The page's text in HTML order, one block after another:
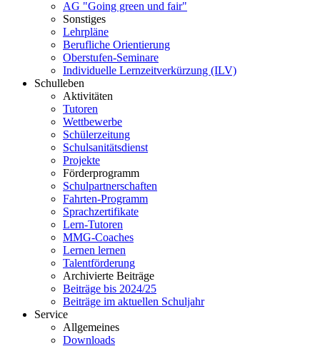
AG "Going green und fair"
Sonstiges
Lehrpläne
Berufliche Orientierung
Oberstufen-Seminare
Individuelle Lernzeitverkürzung (ILV)
Schulleben
Aktivitäten
Tutoren
Wettbewerbe
Schülerzeitung
Schulsanitätsdienst
Projekte
Förderprogramm
Schulpartnerschaften
Fahrten-Programm
Sprachzertifikate
Lern-Tutoren
MMG-Coaches
Lernen lernen
Talentförderung
Archivierte Beiträge
Beiträge bis 2024/25
Beiträge im aktuellen Schuljahr
Service
Allgemeines
Downloads